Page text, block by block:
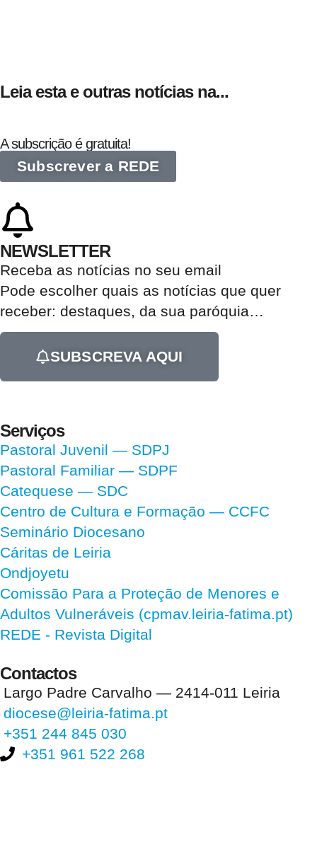
Leia esta e outras notícias na...
A subscrição é gratuita!
Subscrever a REDE
NEWSLETTER
Receba as notícias no seu email​
Pode escolher quais as notícias que quer
receber: destaques, da sua paróquia…
SUBSCREVA AQUI
Serviços
Pastoral Juvenil — SDPJ
Pastoral Familiar — SDPF
Catequese — SDC
Centro de Cultura e Formação — CCFC
Seminário Diocesano
Cáritas de Leiria
Ondjoyetu
Comissão Para a Proteção de Menores e
Adultos Vulneráveis (cpmav.leiria-fatima.pt)
REDE - Revista Digital
Contactos
Largo Padre Carvalho — 2414-011 Leiria
diocese@leiria-fatima.pt
+351 244 845 030
+351 961 522 268